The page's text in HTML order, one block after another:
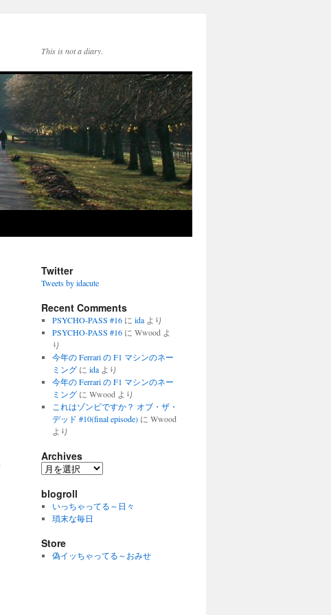
This is not a diary.
Twitter
Tweets by idacute
Recent Comments
PSYCHO-PASS #16に idaより
PSYCHO-PASS #16に Wwood よ
り
今年の Ferrari の F1 マシンのネー
ミングに idaより
今年の Ferrari の F1 マシンのネー
ミングに Wwood より
これはゾンビですか？ オブ・ザ・
デッド #10(final episode)に Wwood
より
Archives
Archives
blogroll
いっちゃってる～日々
瑣末な毎日
Store
偽イッちゃってる～おみせ